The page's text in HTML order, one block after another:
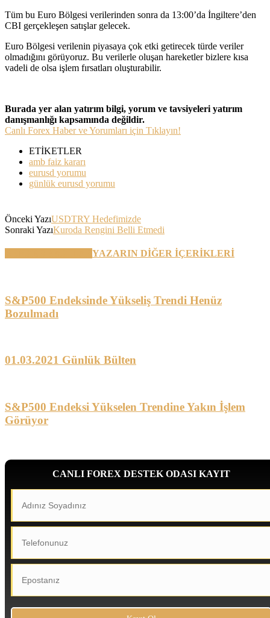
Tüm bu Euro Bölgesi verilerinden sonra da 13:00’da İngiltere’den
CBI gerçekleşen satışlar gelecek.
Euro Bölgesi verilenin piyasaya çok etki getirecek türde veriler
olmadığını görüyoruz. Bu verilerle oluşan hareketler bizlere kısa
vadeli de olsa işlem fırsatları oluşturabilir.
Burada yer alan yatırım bilgi, yorum ve tavsiyeleri yatırım
danışmanlığı kapsamında değildir.
Canlı Forex Haber ve Yorumları için Tıklayın!
ETİKETLER
amb faiz kararı
eurusd yorumu
günlük eurusd yorumu
Önceki YazıUSDTRY Hedefimizde
Sonraki YazıKuroda Rengini Belli Etmedi
YAZARIN DİĞER İÇERİKLERİ
S&P500 Endeksinde Yükseliş Trendi Henüz
Bozulmadı
01.03.2021 Günlük Bülten
S&P500 Endeksi Yükselen Trendine Yakın İşlem
Görüyor
CANLI FOREX DESTEK ODASI KAYIT